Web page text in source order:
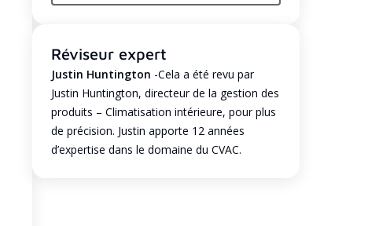
Réviseur expert
Justin Huntington -Cela a été revu par
Justin Huntington, directeur de la gestion des
produits – Climatisation intérieure, pour plus
de précision. Justin apporte 12 années
d’expertise dans le domaine du CVAC.